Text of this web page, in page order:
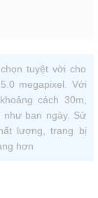
tuyệt vời cho
megapixel. Với
cách 30m,
như ban ngày. Sử
lượng, trang bị
hơn